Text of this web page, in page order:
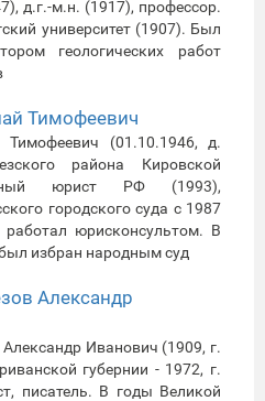
д.г.-м.н. (1917), профессор.
университет (1907). Был
геологических работ
Тимофеевич
(01.10.1946, д.
района Кировской
юрист РФ (1993),
городского суда с 1987
юрисконсультом. В
избран народным суд
Александр
Иванович (1909, г.
губернии - 1972, г.
писатель. В годы Великой